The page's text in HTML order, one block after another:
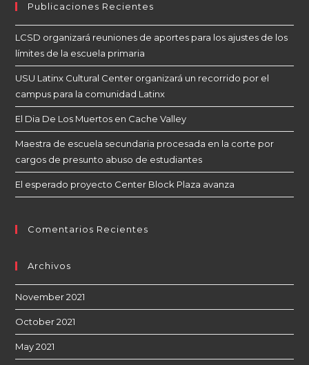
Publicaciones Recientes
LCSD organizará reuniones de aportes para los ajustes de los
límites de la escuela primaria
USU Latinx Cultural Center organizará un recorrido por el
campus para la comunidad Latinx
El Dia De Los Muertos en Cache Valley
Maestra de escuela secundaria procesada en la corte por
cargos de presunto abuso de estudiantes
El esperado proyecto Center Block Plaza avanza
Comentarios Recientes
Archivos
November 2021
October 2021
May 2021